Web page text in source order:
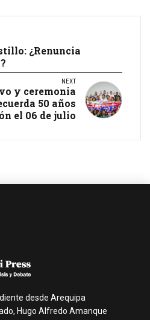
¿Renuncia
NEXT
y ceremonia
50 años
el 06 de julio
desde Arequipa
Hugo Alfredo Amanque